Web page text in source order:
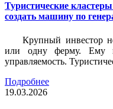
Туристические
создать машину по
Крупный инвестор
или одну ферму. Ему
управляемость.
Подробнее
19.03.2026